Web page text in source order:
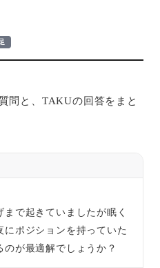
問と、TAKUの回答をまと
で起きていましたが眠く
にポジションを持っていた
が最適解でしょうか？